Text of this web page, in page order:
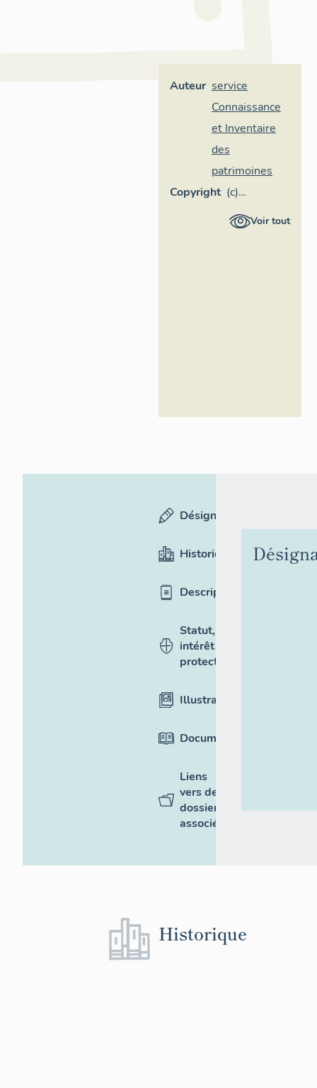
Auteur service
Connaissance
et Inventaire
des
patrimoines
Copyright (c)
InventaireVoir tout
Désignation
Historique
Description
Statut,
intérêt et
protection
Illustrations
Documentation
Liens
vers des
dossiers
associés
Historique